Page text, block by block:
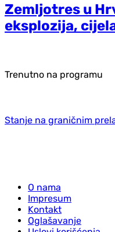
Zemljotres u
eksplozija,
Trenutno na programu
Stanje na graničnim
O nama
Impresum
Kontakt
Oglašavanje